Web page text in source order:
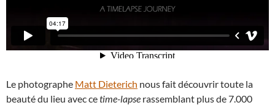
Le photographe Matt Dieterich nous fait découvrir toute la
beauté du lieu avec cetime-lapse rassemblant plus de 7.000